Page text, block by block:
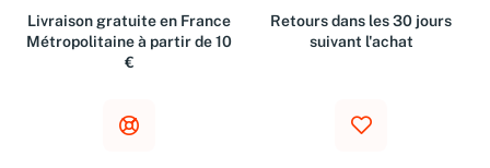
Livraison gratuite en France
Métropolitaine à partir de 10
€
Retours dans les 30 jours
suivant l'achat